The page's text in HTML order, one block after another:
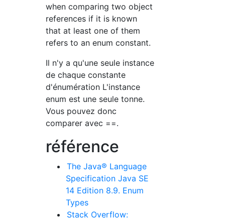
when comparing two object
references if it is known
that at least one of them
refers to an enum constant.
Il n'y a qu'une seule instance
de chaque constante
d'énumération L'instance
enum est une seule tonne.
Vous pouvez donc
comparer avec ==.
référence
The Java® Language
Specification Java SE
14 Edition 8.9. Enum
Types
Stack Overflow: